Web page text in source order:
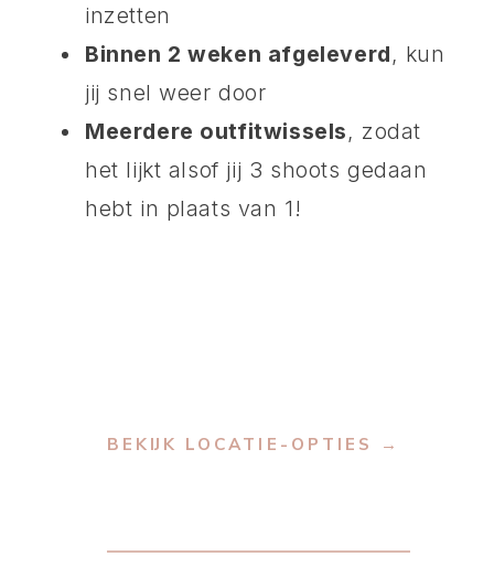
BEKIJK LOCATIE-OPTIES →
inzetten
Binnen 2 weken afgeleverd, kun
jij snel weer door
Meerdere outfitwissels, zodat
het lijkt alsof jij 3 shoots gedaan
hebt in plaats van 1!